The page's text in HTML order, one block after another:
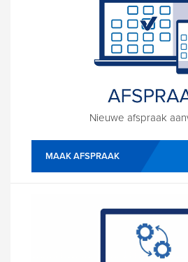
Nieuwe afspraak
MAAK AFSPRAAK